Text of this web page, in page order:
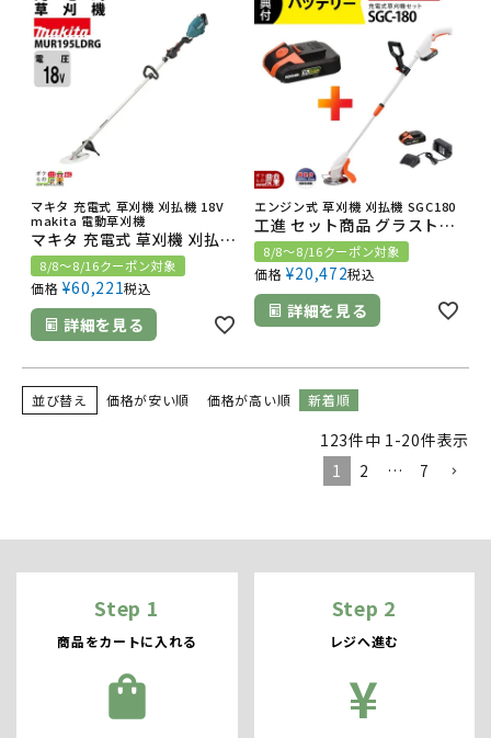
マキタ 充電式 草刈機 刈払機 18V
makita 電動草刈機
マキタ 充電式 草刈機 刈払機 18V MUR195LDRG ループハンドル バッテリ・充電器付 チップソー付
8/8～8/16クーポン対象
価格 ¥60,221税込
詳細を見る
エンジン式 草刈機 刈払機 SGC180
工進 セット商品 グラストリマ SGC-180 +バッテリー PA-380 バッテリー2個 充電器付き
8/8～8/16クーポン対象
価格 ¥20,472税込
詳細を見る
並び替え 価格が安い順 価格が高い順 新着順
123件中 1 -20件表示
1
2 … 7
Step 1
商品をカートに入れる
shopping_bag
Step 2
レジへ進む
¥